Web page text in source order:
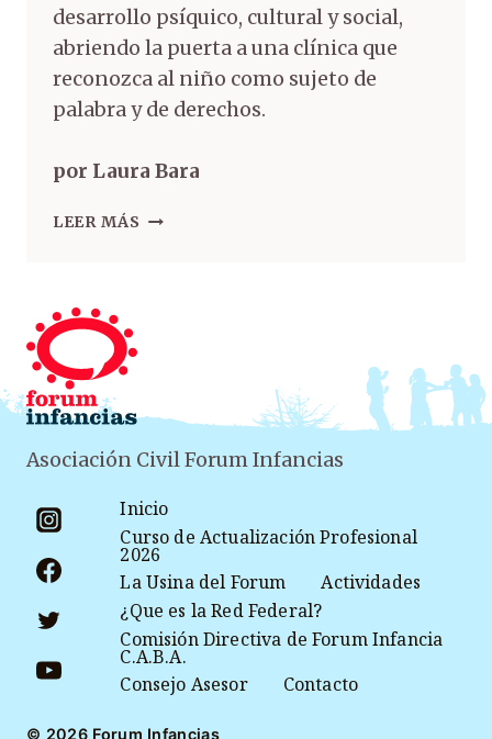
desarrollo psíquico, cultural y social,
abriendo la puerta a una clínica que
reconozca al niño como sujeto de
palabra y de derechos.
por Laura Bara
LEER MÁS
Asociación Civil Forum Infancias
Inicio
Curso de Actualización Profesional
2026
La Usina del Forum
Actividades
¿Que es la Red Federal?
Comisión Directiva de Forum Infancia
C.A.B.A.
Consejo Asesor
Contacto
© 2026 Forum Infancias